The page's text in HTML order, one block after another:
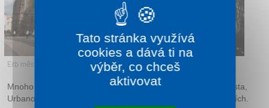
Erb města Košice
Mnoho historických památek, například dolní brána, erb města,
Urbanova věž, Immaculata, historická radnice a mnoho dalších.
Tato stránka využívá
cookies a dává ti na
výběr, co chceš
aktivovat